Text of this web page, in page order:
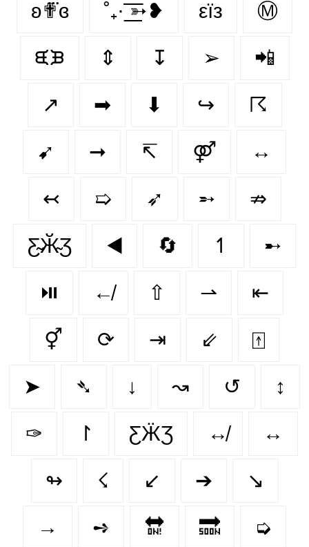
ʚ✟⃛ɞ ˚₊· ͟͟͞͞➳❥ εїз Ⓜ
ᙙᙖ ⇕ ↧ ➢ 📲
↗️ ➡ ⬇ ↪ ☈
➹ ➞ ↸ ⚤ ↔
↢ ➯ ➶ ➵ ⇏
Ƹ̴Ӂ̴Ʒ ◀️ 🔄 ↿ ➸
⏯️ ↚ ⇧ ⇀ ⇤
⚥ ⟳ ⇥ ⇙ ⍐
➤ ➴ ↓ ↝ ↺ ↕
✑ ↾ ƸӜƷ ↮ ↔️
↬ ☇ ↙ ➔ ↘️
→ ➺ 🔛 🔜 ➭